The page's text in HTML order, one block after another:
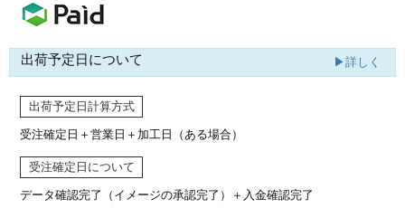
出荷予定日について ▶詳しく
出荷予定日計算方式
受注確定日＋営業日＋加工日（ある場合）
受注確定日について
データ確認完了（イメージの承認完了） ＋入金確認完了